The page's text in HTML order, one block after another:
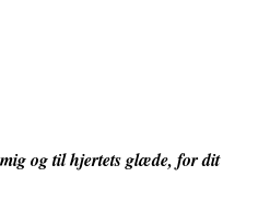
og til hjertets glæde, for dit